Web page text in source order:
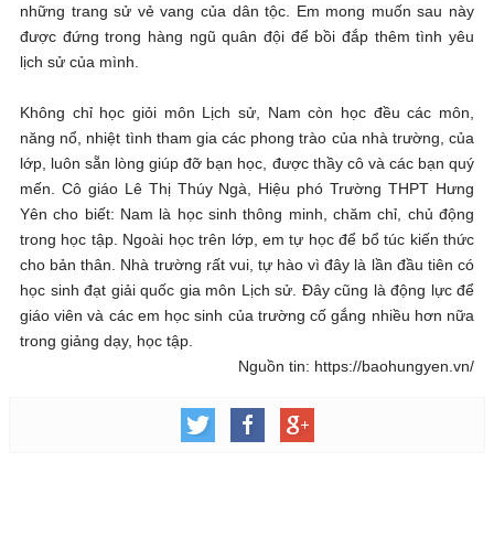
những trang sử vẻ vang của dân tộc. Em mong muốn sau này
được đứng trong hàng ngũ quân đội để bồi đắp thêm tình yêu
lịch sử của mình.
Không chỉ học giỏi môn Lịch sử, Nam còn học đều các môn,
năng nổ, nhiệt tình tham gia các phong trào của nhà trường, của
lớp, luôn sẵn lòng giúp đỡ bạn học, được thầy cô và các bạn quý
mến. Cô giáo Lê Thị Thúy Ngà, Hiệu phó Trường THPT Hưng
Yên cho biết: Nam là học sinh thông minh, chăm chỉ, chủ động
trong học tập. Ngoài học trên lớp, em tự học để bổ túc kiến thức
cho bản thân. Nhà trường rất vui, tự hào vì đây là lần đầu tiên có
học sinh đạt giải quốc gia môn Lịch sử. Đây cũng là động lực để
giáo viên và các em học sinh của trường cố gắng nhiều hơn nữa
trong giảng dạy, học tập.
Nguồn tin: https://baohungyen.vn/